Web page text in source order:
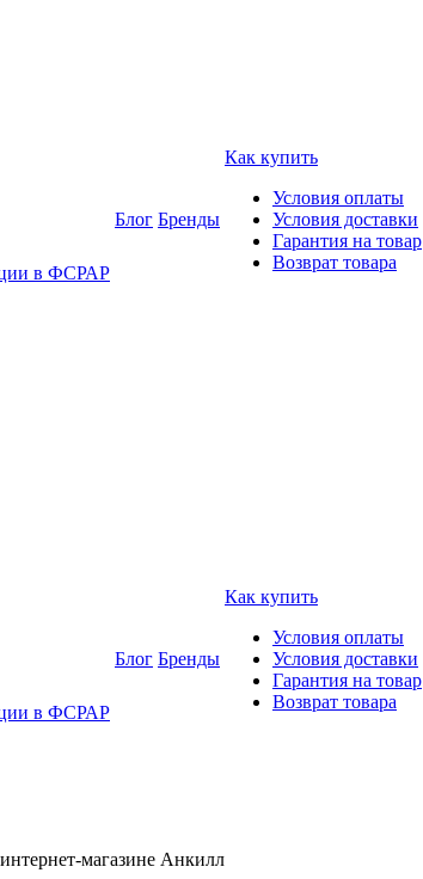
в ФСРАР
Блог Бренды
Как купить
Условия оплаты
Условия доставки
Гарантия на товар
Возврат товара
в ФСРАР
Блог Бренды
Как купить
Условия оплаты
Условия доставки
Гарантия на товар
Возврат товара
магазине Анкилл